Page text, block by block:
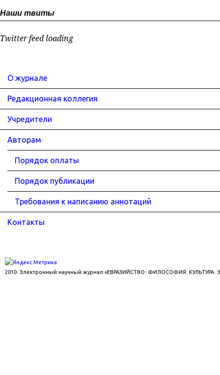
Наши твиты
Twitter feed loading
О журнале
Редакционная коллегия
Учредители
Авторам
Порядок оплаты
Порядок публикации
Требования к написанию аннотаций
Контакты
2010. Электронный научный журнал «ЕВРАЗИЙСТВО: ФИЛОСОФИЯ. КУЛЬТУРА.